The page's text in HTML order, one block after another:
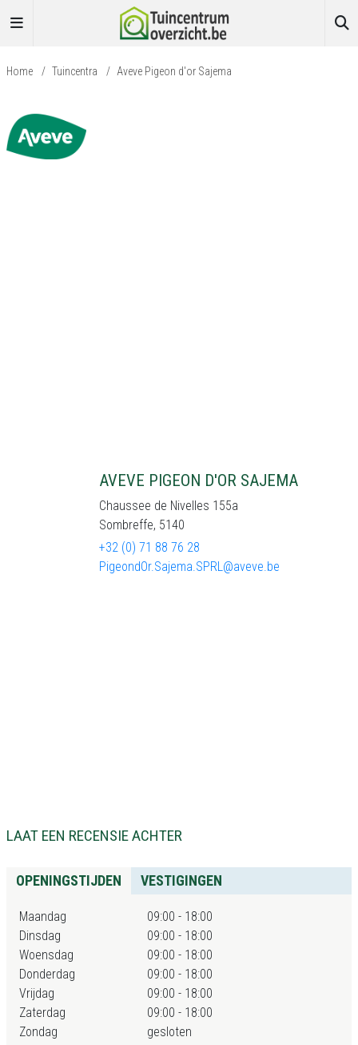
Home / Tuincentra / Aveve Pigeon d'or Sajema
AVEVE PIGEON D'OR SAJEMA
Chaussee de Nivelles 155a
Sombreffe, 5140
+32 (0) 71 88 76 28
PigeondOr.Sajema.SPRL@aveve.be
LAAT EEN RECENSIE ACHTER
OPENINGSTIJDEN VESTIGINGEN
Maandag
09:00 - 18:00
Dinsdag
09:00 - 18:00
Woensdag
09:00 - 18:00
Donderdag
09:00 - 18:00
Vrijdag
09:00 - 18:00
Zaterdag
09:00 - 18:00
Zondag
gesloten